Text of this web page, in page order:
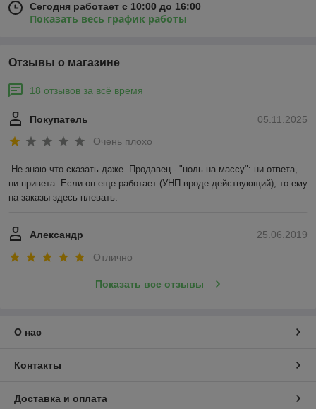
Сегодня работает с 10:00 до 16:00
Показать весь график работы
Отзывы о магазине
18 отзывов за всё время
05.11.2025
Покупатель
Очень плохо
Не знаю что сказать даже. Продавец - "ноль на массу": ни ответа,
ни привета. Если он еще работает (УНП вроде действующий), то ему
на заказы здесь плевать.
25.06.2019
Александр
Отлично
Показать все отзывы
О нас
Контакты
Доставка и оплата